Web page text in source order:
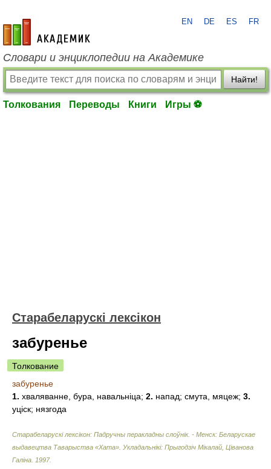
academic.ru
EN DE ES FR
Словари и энциклопедии на Академике
Найти!
Толкования Переводы Книги Игры ⚽
Старабеларускі лексікон
забуренье
Толкование
забуренье
1. хваляванне, бура, навальніца; 2. напад; смута, мяцеж; 3.
уціск; нязгода
Старабеларускі лексікон: Падручны перакладны слоўнік. - Менск: Беларускае
выдавецтва Таварыства «Хата» Укладальнікі: Прыгодзіч Мікалай, Ціванова
Галіна 1997.